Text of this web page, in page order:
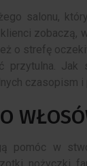
salonu,
zobaczą,
o strefę
przytulna.
czasopism i
pomóc w